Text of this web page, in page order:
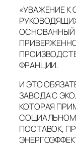
«УВАЖЕНИЕ
ОСНОВАННЫЙ
ФРАНЦИИ.
И ЭТО
ЗАВОДА С
КОТОРАЯ
ПОСТАВОК,